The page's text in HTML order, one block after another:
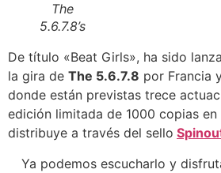
The
5.6.7.8’s
De título «Beat Girls», ha sido
la gira de The 5.6.7.8 por Francia
donde están previstas trece
edición limitada de 1000 copias
distribuye a través del sello
Ya podemos escucharlo y